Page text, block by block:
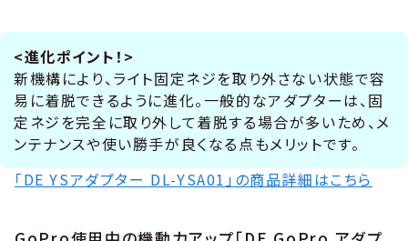
<進化ポイント！>
新機構により、ライト固定ネジを取り外さない状態で容
易に着脱できるように進化。一般的なアダプターは、固
定ネジを完全に取り外して着脱する場合が多いため、メ
ンテナンスや使い勝手が良くなる点もメリットです。
「DE YSアダプター DL-YSA01」の商品詳細はこちら